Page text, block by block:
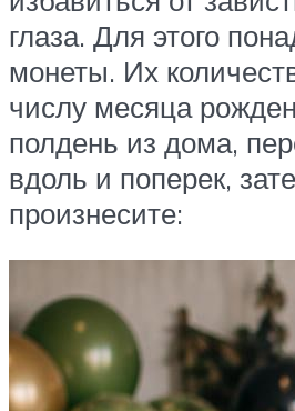
глаза. Для этого
монеты. Их
числу месяца
полдень из дома,
вдоль и поперек,
произнесите: